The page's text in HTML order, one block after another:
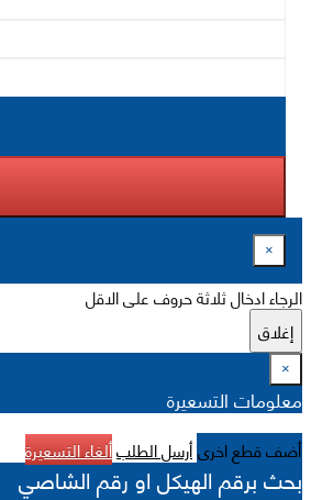
×
الرجاء ادخال ثلاثة حروف على الاقل
إغلاق
×
معلومات التسعيرة
أضف قطع اخرىأرسل الطلبألغاء التسعيرة
بحث برقم الهيكل او رقم الشاصي